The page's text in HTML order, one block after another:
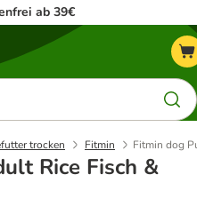
ab 39€
trocken Fitmin Fitmin dog
Rice Fisch &